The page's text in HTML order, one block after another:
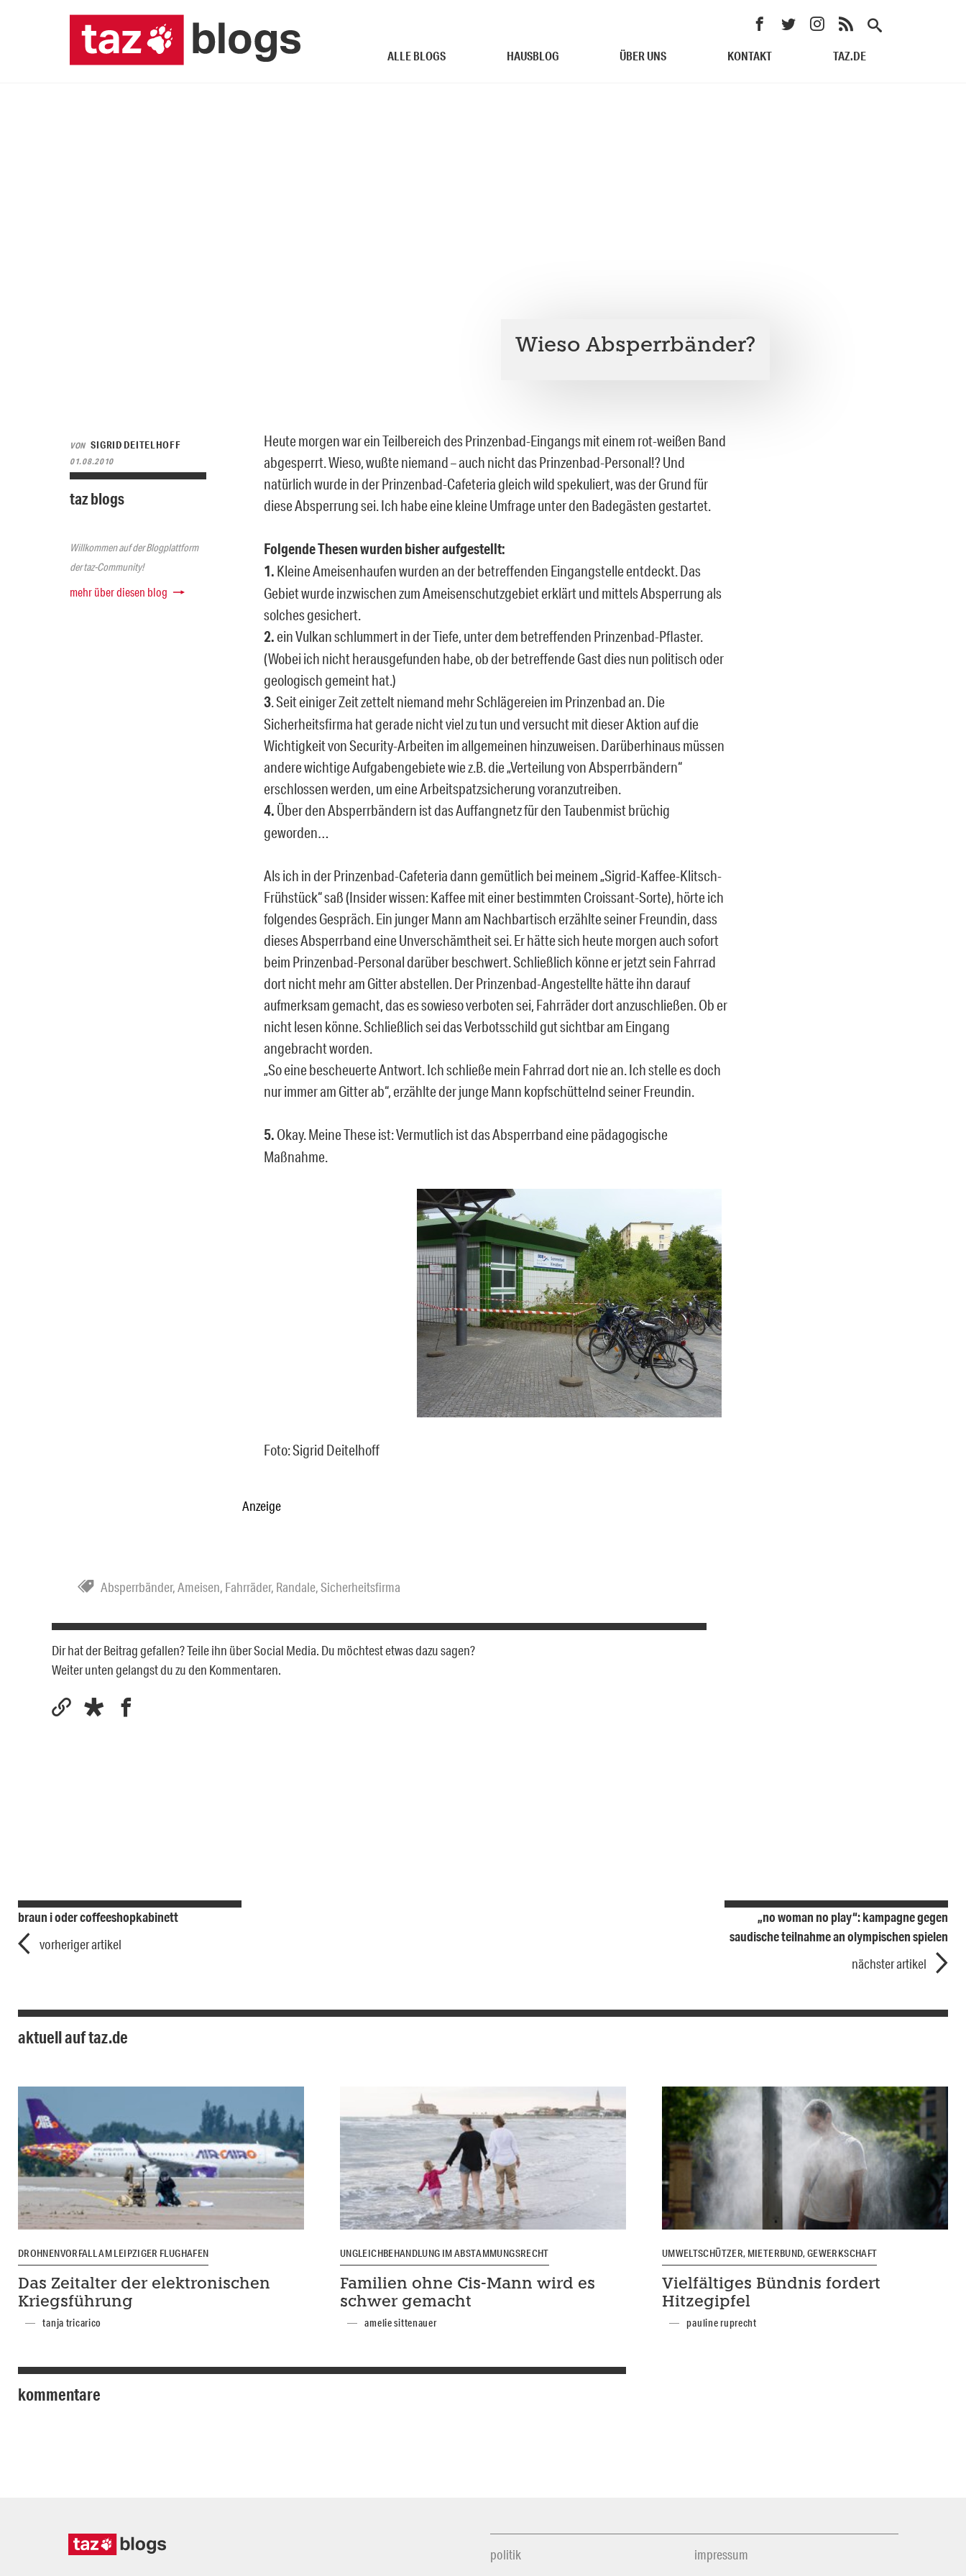
ALLE BLOGS HAUSBLOG ÜBER UNS KONTAKT TAZ.DE
Wieso Absperrbänder?
VON SIGRID DEITELHOFF
01.08.2010
taz blogs
Willkommen auf der Blogplattform
der taz-Community!
mehr über diesen blog
Heute morgen war ein Teilbereich des Prinzenbad-Eingangs mit einem rot-weißen Band
abgesperrt. Wieso, wußte niemand – auch nicht das Prinzenbad-Personal!? Und
natürlich wurde in der Prinzenbad-Cafeteria gleich wild spekuliert, was der Grund für
diese Absperrung sei. Ich habe eine kleine Umfrage unter den Badegästen gestartet.
Folgende Thesen wurden bisher aufgestellt:
1. Kleine Ameisenhaufen wurden an der betreffenden Eingangstelle entdeckt. Das
Gebiet wurde inzwischen zum Ameisenschutzgebiet erklärt und mittels Absperrung als
solches gesichert.
2.ein Vulkan schlummert in der Tiefe, unter dem betreffenden Prinzenbad-Pflaster.
(Wobei ich nicht herausgefunden habe, ob der betreffende Gast dies nun politisch oder
geologisch gemeint hat.)
3. Seit einiger Zeit zettelt niemand mehr Schlägereien im Prinzenbad an. Die
Sicherheitsfirma hat gerade nicht viel zu tun und versucht mit dieser Aktion auf die
Wichtigkeit von Security-Arbeiten im allgemeinen hinzuweisen. Darüberhinaus müssen
andere wichtige Aufgabengebiete wie z.B. die „Verteilung von Absperrbändern“
erschlossen werden, um eine Arbeitspatzsicherung voranzutreiben.
4. Über den Absperrbändern ist das Auffangnetz für den Taubenmist brüchig
geworden…
Als ich in der Prinzenbad-Cafeteria dann gemütlich bei meinem „Sigrid-Kaffee-Klitsch-
Frühstück“ saß (Insider wissen: Kaffee mit einer bestimmten Croissant-Sorte), hörte ich
folgendes Gespräch. Ein junger Mann am Nachbartisch erzählte seiner Freundin, dass
dieses Absperrband eine Unverschämtheit sei. Er hätte sich heute morgen auch sofort
beim Prinzenbad-Personal darüber beschwert. Schließlich könne er jetzt sein Fahrrad
dort nicht mehr am Gitter abstellen. Der Prinzenbad-Angestellte hätte ihn darauf
aufmerksam gemacht, das es sowieso verboten sei, Fahrräder dort anzuschließen. Ob er
nicht lesen könne. Schließlich sei das Verbotsschild gut sichtbar am Eingang
angebracht worden.
„So eine bescheuerte Antwort. Ich schließe mein Fahrrad dort nie an. Ich stelle es doch
nur immer am Gitter ab“, erzählte der junge Mann kopfschüttelnd seiner Freundin.
5. Okay. Meine These ist: Vermutlich ist das Absperrband eine pädagogische
Maßnahme.
Foto: Sigrid Deitelhoff
Anzeige
Absperrbänder,Ameisen, Fahrräder, Randale,Sicherheitsfirma
Dir hat der Beitrag gefallen? Teile ihn über Social Media. Du möchtest etwas dazu sagen?
Weiter unten gelangst du zu den Kommentaren.
braun i oder coffeeshopkabinett
vorheriger artikel
„no woman no play“: kampagne gegen
saudische teilnahme an olympischen spielen
nächster artikel
aktuell auf taz.de
DROHNENVORFALL AM LEIPZIGER FLUGHAFEN
Das Zeitalter der elektronischen
Kriegsführung
tanja tricarico
UNGLEICHBEHANDLUNG IM ABSTAMMUNGSRECHT
Familien ohne Cis-Mann wird es
schwer gemacht
amelie sittenauer
UMWELTSCHÜTZER, MIETERBUND, GEWERKSCHAFT
Vielfältiges Bündnis fordert
Hitzegipfel
pauline ruprecht
kommentare
politik
impressum